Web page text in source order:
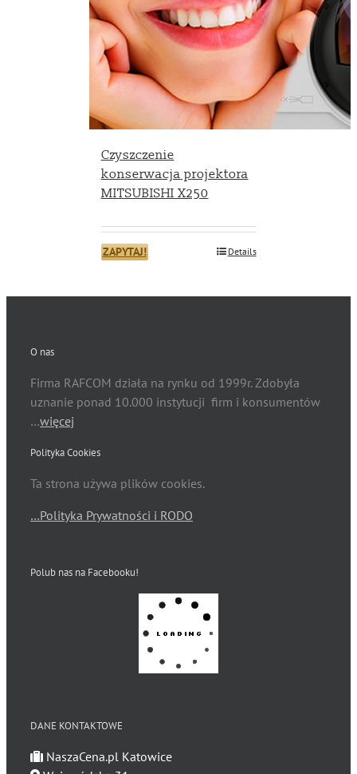
Czyszczenie
konserwacja projektora
MITSUBISHI X250
ZAPYTAJ! Details
O nas
Firma RAFCOM działa na rynku od 1999r. Zdobyła
uznanie ponad 10.000 instytucji firm i konsumentów
…więcej
Polityka Cookies
Ta strona używa plików cookies.
…Polityka Prywatności i RODO
Polub nas na Facebooku!
DANE KONTAKTOWE
NaszaCena.pl Katowice